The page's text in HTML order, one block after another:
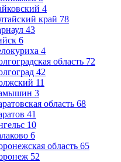
4
край 78
43
6
4
область 72
42
11
3
область 68
41
10
6
область 65
52